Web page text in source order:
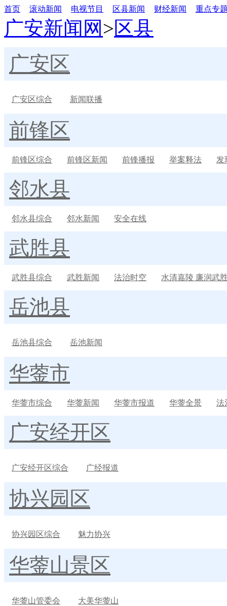
首页 滚动新闻 电视节目 区县新闻 财经新闻 重点专
广安新闻网 >区县
广安区
广安区综合 新闻联播
前锋区
前锋区综合 前锋区新闻 前锋播报 举案释法 发
邻水县
邻水县综合 邻水新闻 安全在线
武胜县
武胜县综合 武胜新闻 法治时空 水清嘉陵 廉润武
岳池县
岳池县综合 岳池新闻
华蓥市
华蓥市综合 华蓥新闻 华蓥市报道 华蓥全景 法
广安经开区
广安经开区综合 广经报道
协兴园区
协兴园区综合 魅力协兴
华蓥山景区
华蓥山管委会 大美华蓥山